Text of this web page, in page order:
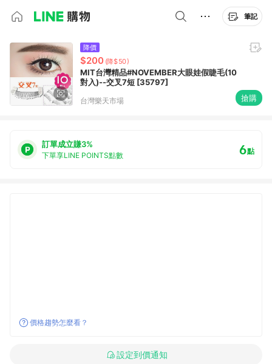
筆記
降價
$200 (降$50)
MIT台灣精品#NOVEMBER大眼娃假睫毛(10
對入)--交叉7短 [35797]
台灣樂天市場 搶購
訂單成立賺3%
下單享LINE POINTS點數 6點
價格趨勢怎麼看？
設定到價通知